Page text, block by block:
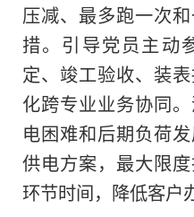
压减、最多跑一次
措。引导党员主动
定、竣工验收、装
化跨专业业务协同
电困难和后期负荷
供电方案，最大限
环节时间，降低客户